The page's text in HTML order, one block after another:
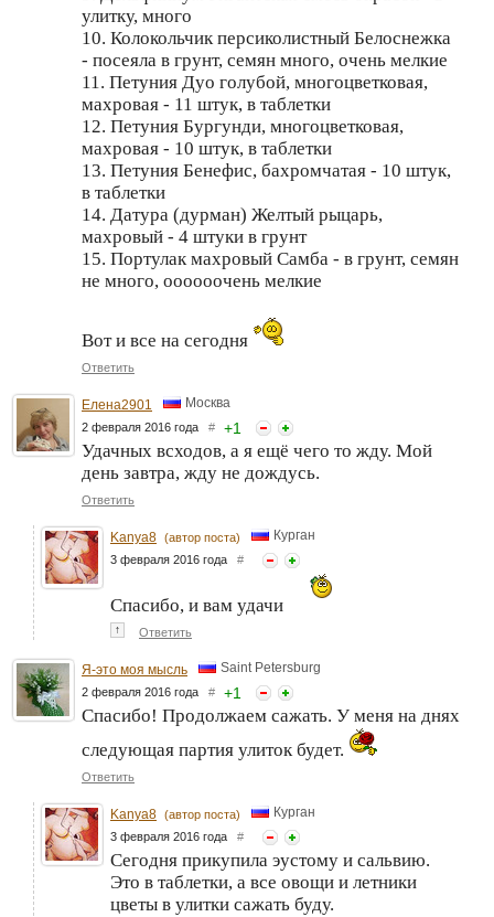
улитку, много
10. Колокольчик персиколистный Белоснежка
- посеяла в грунт, семян много, очень мелкие
11. Петуния Дуо голубой, многоцветковая,
махровая - 11 штук, в таблетки
12. Петуния Бургунди, многоцветковая,
махровая - 10 штук, в таблетки
13. Петуния Бенефис, бахромчатая - 10 штук,
в таблетки
14. Датура (дурман) Желтый рыцарь,
махровый - 4 штуки в грунт
15. Портулак махровый Самба - в грунт, семян
не много, оооооочень мелкие
Вот и все на сегодня
Ответить
Елена2901 Москва
2 февраля 2016 года # +1
Удачных всходов, а я ещё чего то жду. Мой
день завтра, жду не дождусь.
Ответить
Kanya8 (автор поста) Курган
3 февраля 2016 года #
Спасибо, и вам удачи
↑ Ответить
Я-это моя мысль Saint Petersburg
2 февраля 2016 года # +1
Спасибо! Продолжаем сажать. У меня на днях
следующая партия улиток будет.
Ответить
Kanya8 (автор поста) Курган
3 февраля 2016 года #
Сегодня прикупила эустому и сальвию.
Это в таблетки, а все овощи и летники
цветы в улитки сажать буду.